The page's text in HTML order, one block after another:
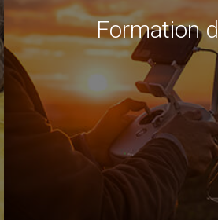
Formation